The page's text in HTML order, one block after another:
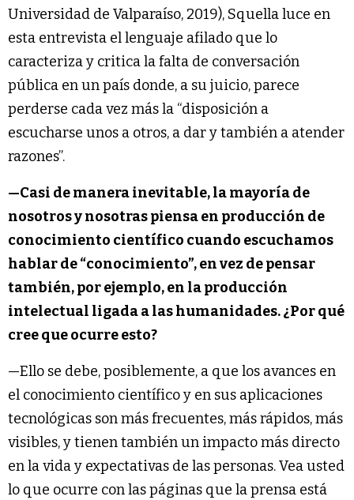
Universidad de Valparaíso, 2019), Squella luce en
esta entrevista el lenguaje afilado que lo
caracteriza y critica la falta de conversación
pública en un país donde, a su juicio, parece
perderse cada vez más la “disposición a
escucharse unos a otros, a dar y también a atender
razones”.
—Casi de manera inevitable, la mayoría de
nosotros y nosotras piensa en producción de
conocimiento científico cuando escuchamos
hablar de “conocimiento”, en vez de pensar
también, por ejemplo, en la producción
intelectual ligada a las humanidades. ¿Por qué
cree que ocurre esto?
—Ello se debe, posiblemente, a que los avances en
el conocimiento científico y en sus aplicaciones
tecnológicas son más frecuentes, más rápidos, más
visibles, y tienen también un impacto más directo
en la vida y expectativas de las personas. Vea usted
lo que ocurre con las páginas que la prensa está